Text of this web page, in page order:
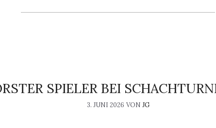
SPIELER BEI
3. JUNI 2026 VON JG